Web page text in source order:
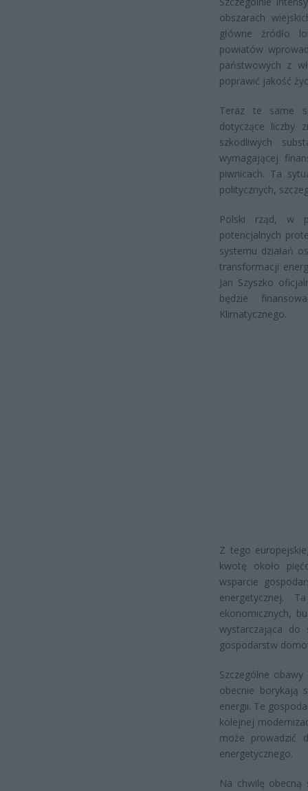
obszarach
główne źródło
powiatów
państwowych z
poprawić jakość
Teraz te same
dotyczące liczby
szkodliwych
wymagającej
piwnicach. Ta
politycznych,
Polski rząd, w
potencjalnych
systemu działań
transformacji
Jan Szyszko
będzie
Klimatycznego.
Z tego
kwotę około
wsparcie
energetycznej.
ekonomicznych,
wystarczająca do
gospodarstw
Szczególne
obecnie borykają
energii. Te
kolejnej
może prowadzić
energetycznego.
Na chwilę obecną